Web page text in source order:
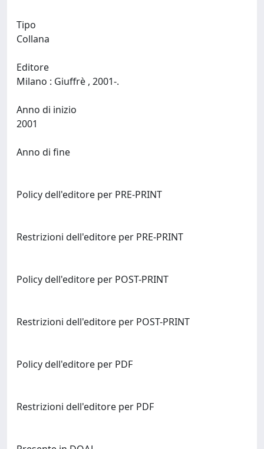
Tipo
Collana
Editore
Anno di inizio
Anno di fine
Policy dell'editore per PRE-PRINT
Restrizioni dell'editore per PRE-PRINT
Policy dell'editore per POST-PRINT
Restrizioni dell'editore per POST-PRINT
Policy dell'editore per PDF
Restrizioni dell'editore per PDF